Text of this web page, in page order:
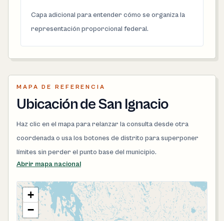
Capa adicional para entender cómo se organiza la
representación proporcional federal.
MAPA DE REFERENCIA
Ubicación de San Ignacio
Haz clic en el mapa para relanzar la consulta desde otra
coordenada o usa los botones de distrito para superponer
límites sin perder el punto base del municipio.
Abrir mapa nacional
+
−